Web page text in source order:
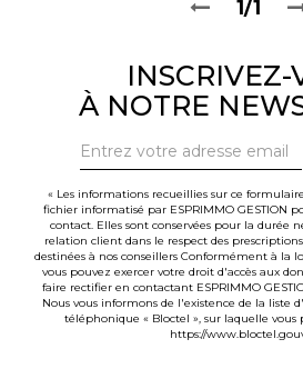
1/1
INSCRIVEZ-
À NOTRE
« Les informations recueillies sur ce
fichier informatisé par ESPRIMMO GESTION
contact. Elles sont conservées pour la durée
relation client dans le respect des
destinées à nos conseillers Conformément à la
vous pouvez exercer votre droit d'accès aux
faire rectifier en contactant ESPRIMMO
Nous vous informons de l'existence de la liste
téléphonique « Bloctel », sur laquelle vous
https://